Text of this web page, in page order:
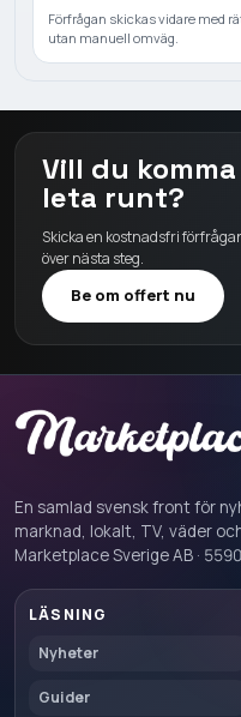
Förfrågan skickas vidare med
utan manuell omväg.
Vill du
leta runt?
Skicka en kostnadsfri
över nästa steg.
Be om offert nu
En samlad svensk front för
marknad, lokalt, TV, väder
Marketplace Sverige AB ·
LÄSNING
Nyheter
Guider